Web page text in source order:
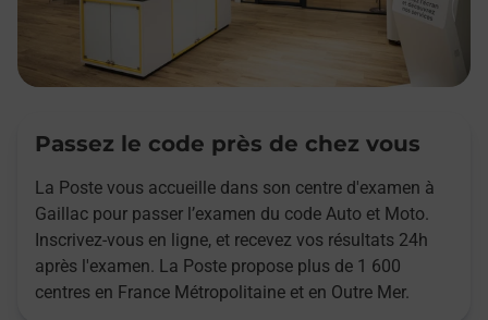
Passez le code près de chez vous
La Poste vous accueille dans son centre d'examen à
Gaillac pour passer l’examen du code Auto et Moto.
Inscrivez-vous en ligne, et recevez vos résultats 24h
après l'examen. La Poste propose plus de 1 600
centres en France Métropolitaine et en Outre Mer.